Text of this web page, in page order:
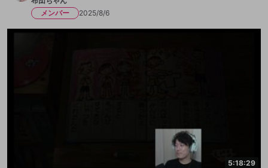
メンバー
2025/8/6
5:18:29